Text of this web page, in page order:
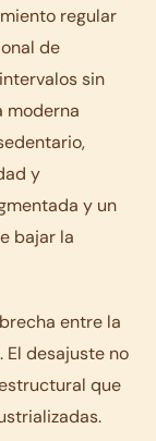
regular
de
sin
moderna
y
y un
bajar la
entre la
desajuste no
que